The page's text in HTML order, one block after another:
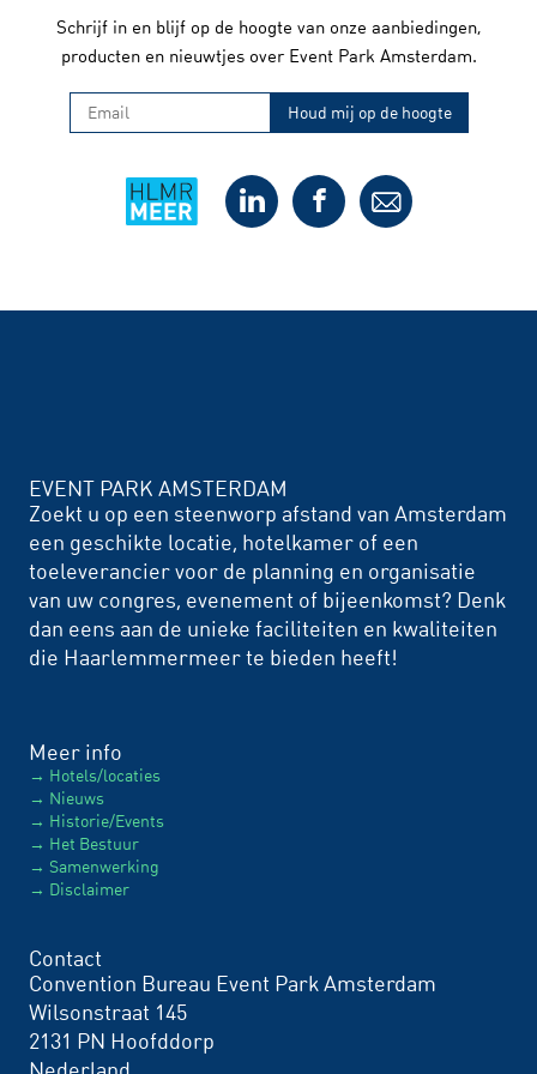
Schrijf in en blijf op de hoogte van onze aanbiedingen,
producten en nieuwtjes over Event Park Amsterdam.
EVENT PARK AMSTERDAM
Zoekt u op een steenworp afstand van Amsterdam
een geschikte locatie, hotelkamer of een
toeleverancier voor de planning en organisatie
van uw congres, evenement of bijeenkomst? Denk
dan eens aan de unieke faciliteiten en kwaliteiten
die Haarlemmermeer te bieden heeft!
Meer info
Hotels/locaties
Nieuws
Historie/Events
Het Bestuur
Samenwerking
Disclaimer
Contact
Convention Bureau Event Park Amsterdam
Wilsonstraat 145
2131 PN Hoofddorp